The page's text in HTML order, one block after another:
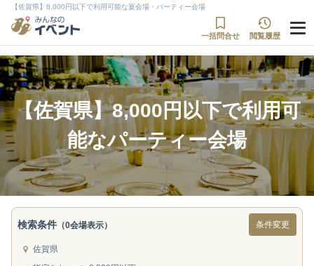
【佐賀県】8,000円以下で利用可能な宴会場・パーティー会場
一括問合せ 閲覧履歴
【佐賀県】8,000円以下で利用可
能なパーティー会場
検索条件 （0会場表示） 条件変更
佐賀県